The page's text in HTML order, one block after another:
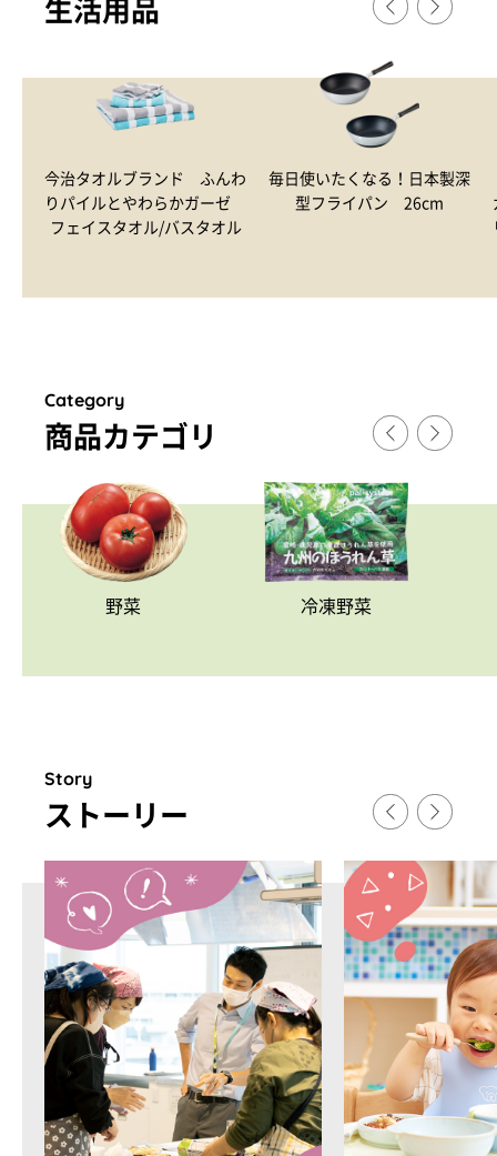
生活用品
今治タオルブランド ふんわ
りパイルとやわらかガーゼ
フェイスタオル/バスタオル
毎日使いたくなる！日本製深
型フライパン 26cm
Category
商品カテゴリ
野菜 冷凍野菜
Story
ストー リ ー